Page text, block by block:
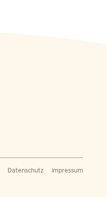
Datenschutz Impressum